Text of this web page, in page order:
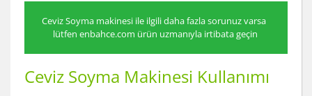
Ceviz Soyma makinesi ile ilgili daha fazla sorunuz varsa
lütfen enbahce.com ürün uzmanıyla irtibata geçin
Ceviz Soyma Makinesi Kullanımı